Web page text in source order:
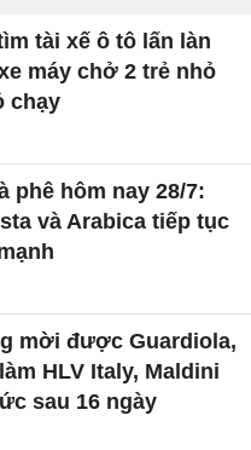
tài xế ô tô lấn làn
máy chở 2 trẻ nhỏ
chạy
phê hôm nay 28/7:
và Arabica tiếp tục
mời được Guardiola,
HLV Italy, Maldini
sau 16 ngày